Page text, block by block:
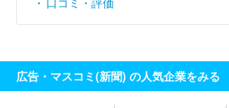
広告・マスコミ(新聞) の人気企業をみる